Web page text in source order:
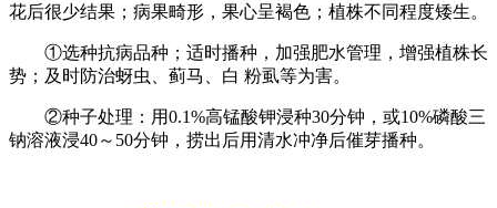
花后很少结果；病果畸形，果心呈褐色；植株不同程度矮生。
①选种抗病品种；适时播种，加强肥水管理，增强植株长
势；及时防治蚜虫、蓟马、白 粉虱等为害。
②种子处理：用0.1%高锰酸钾浸种30分钟，或10%磷酸三
钠溶液浸40～50分钟，捞出后用清水冲净后催芽播种。